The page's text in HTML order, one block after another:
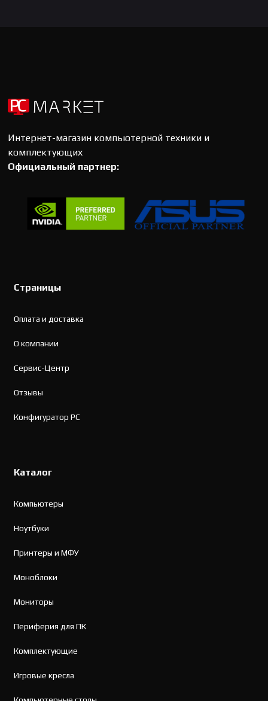
Интернет-магазин компьютерной техники и
комплектующих
Официальный партнер:
Страницы
Оплата и доставка
О компании
Сервис-Центр
Отзывы
Конфигуратор PC
Каталог
Компьютеры
Ноутбуки
Принтеры и МФУ
Моноблоки
Мониторы
Периферия для ПК
Комплектующие
Игровые кресла